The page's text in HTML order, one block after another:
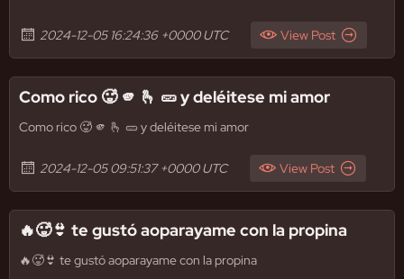
2024-12-05 16:24:36 +0000 UTC View Post
Como rico 🥵 🫵 🫰 🥒 y deléitese mi amor
Como rico 🥵 🫵 🫰 🥒 y deléitese mi amor
2024-12-05 09:51:37 +0000 UTC View Post
🔥🥵👙 te gustó aoparayame con la propina
🔥🥵👙 te gustó aoparayame con la propina